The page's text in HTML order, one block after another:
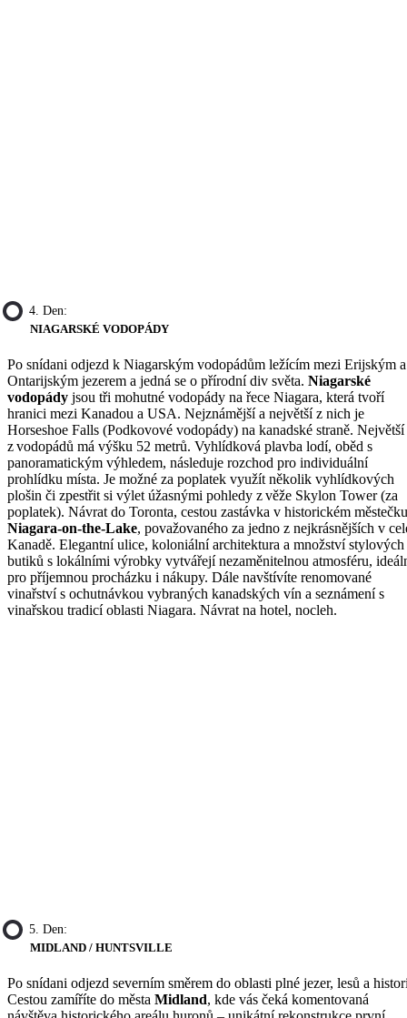
4. Den:
NIAGARSKÉ VODOPÁDY
Po snídani odjezd k Niagarským vodopádům ležícím mezi Erijským a
Ontarijským jezerem a jedná se o přírodní div světa. Niagarské
vodopády jsou tři mohutné vodopády na řece Niagara, která tvoří
hranici mezi Kanadou a USA. Nejznámější a největší z nich je
Horseshoe Falls (Podkovové vodopády) na kanadské straně. Největší
z vodopádů má výšku 52 metrů. Vyhlídková plavba lodí, oběd s
panoramatickým výhledem, následuje rozchod pro individuální
prohlídku místa. Je možné za poplatek využít několik vyhlídkových
plošin či zpestřit si výlet úžasnými pohledy z věže Skylon Tower (za
poplatek). Návrat do Toronta, cestou zastávka v historickém městečku
Niagara-on-the-Lake, považovaného za jedno z nejkrásnějších v
Kanadě. Elegantní ulice, koloniální architektura a množství stylových
butiků s lokálními výrobky vytvářejí nezaměnitelnou atmosféru,
pro příjemnou procházku i nákupy. Dále navštívíte renomované
vinařství s ochutnávkou vybraných kanadských vín a seznámení s
vinařskou tradicí oblasti Niagara. Návrat na hotel, nocleh.
5. Den:
MIDLAND / HUNTSVILLE
Po snídani odjezd severním směrem do oblasti plné jezer, lesů a
Cestou zamíříte do města Midland, kde vás čeká komentovaná